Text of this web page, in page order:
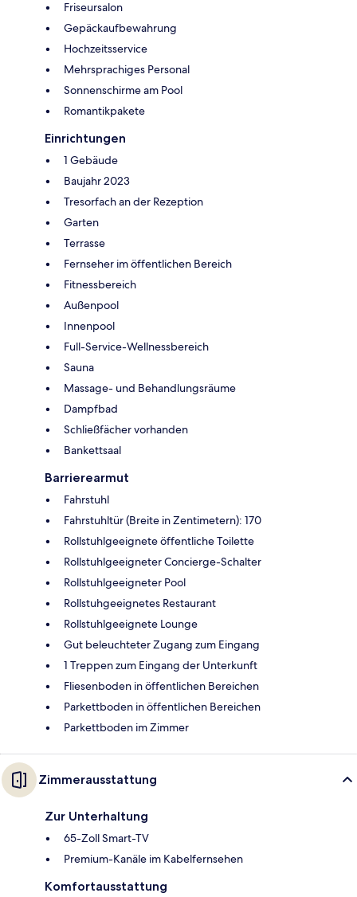
Friseursalon
Gepäckaufbewahrung
Hochzeitsservice
Mehrsprachiges Personal
Sonnenschirme am Pool
Romantikpakete
Einrichtungen
1 Gebäude
Baujahr 2023
Tresorfach an der Rezeption
Garten
Terrasse
Fernseher im öffentlichen Bereich
Fitnessbereich
Außenpool
Innenpool
Full-Service-Wellnessbereich
Sauna
Massage- und Behandlungsräume
Dampfbad
Schließfächer vorhanden
Bankettsaal
Barrierearmut
Fahrstuhl
Fahrstuhltür (Breite in Zentimetern): 170
Rollstuhlgeeignete öffentliche Toilette
Rollstuhlgeeigneter Concierge-Schalter
Rollstuhlgeeigneter Pool
Rollstuhgeeignetes Restaurant
Rollstuhlgeeignete Lounge
Gut beleuchteter Zugang zum Eingang
1 Treppen zum Eingang der Unterkunft
Fliesenboden in öffentlichen Bereichen
Parkettboden in öffentlichen Bereichen
Parkettboden im Zimmer
Zimmerausstattung
Zur Unterhaltung
65-Zoll Smart-TV
Premium-Kanäle im Kabelfernsehen
Komfortausstattung